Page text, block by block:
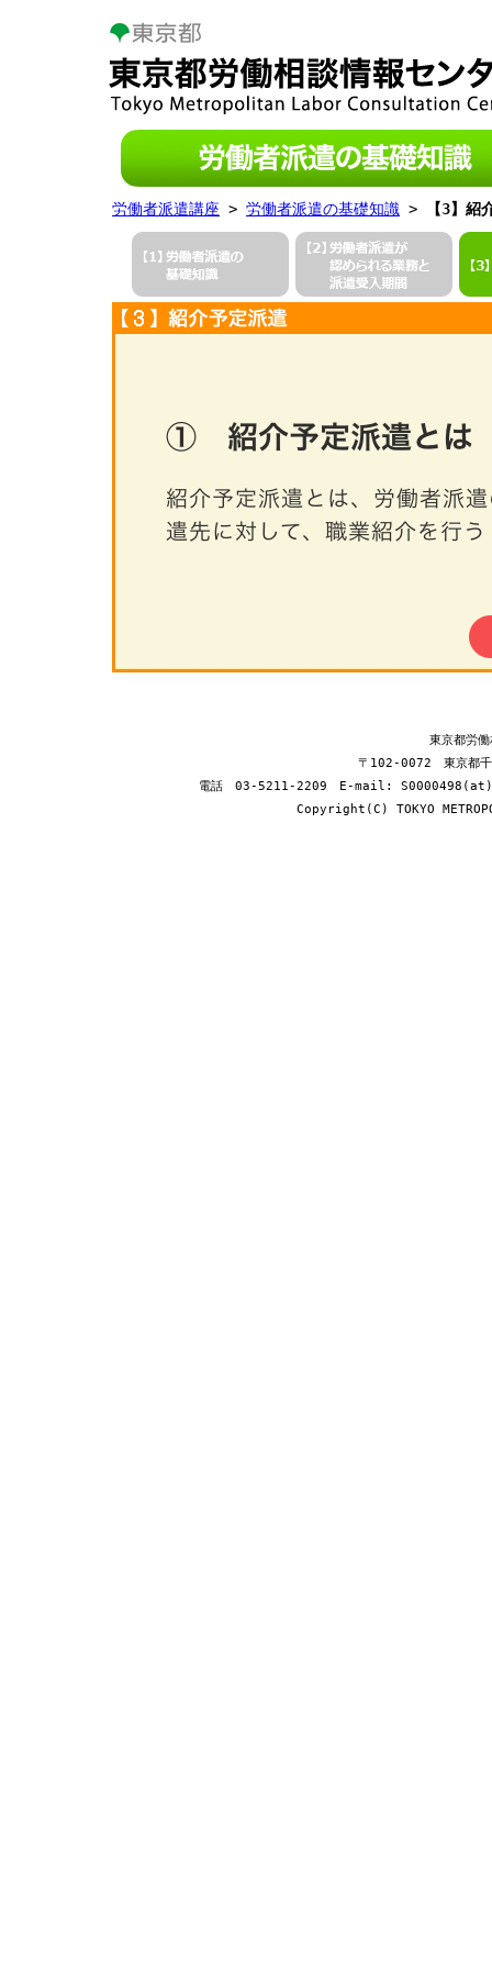
労働者派遣講座 > 労働者派遣の基礎知識 > 【3】
東京都労
〒102-0072 東京都千
電話 03-5211-2209 E-mail :
Copyright(C) TOKYO